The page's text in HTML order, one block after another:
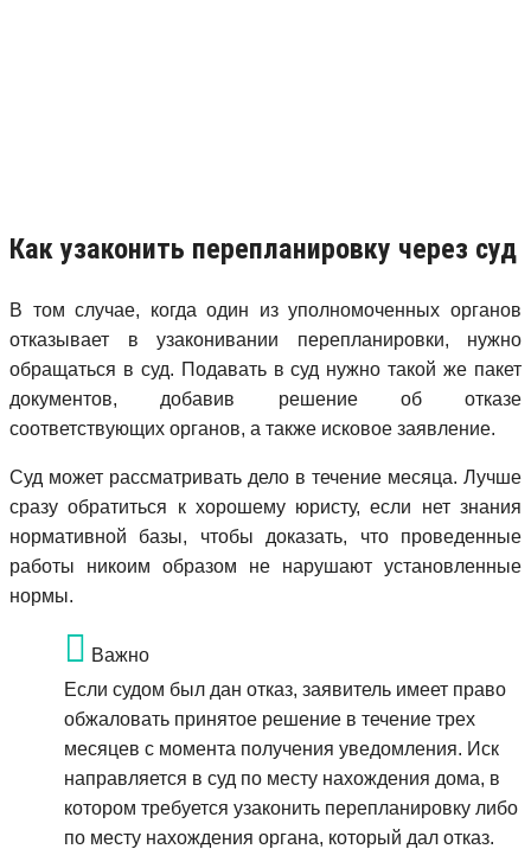
Как узаконить перепланировку через суд
В том случае, когда один из уполномоченных органов
отказывает в узаконивании перепланировки, нужно
обращаться в суд. Подавать в суд нужно такой же пакет
документов, добавив решение об отказе
соответствующих органов, а также исковое заявление.
Суд может рассматривать дело в течение месяца. Лучше
сразу обратиться к хорошему юристу, если нет знания
нормативной базы, чтобы доказать, что проведенные
работы никоим образом не нарушают установленные
нормы.
Важно
Если судом был дан отказ, заявитель имеет право
обжаловать принятое решение в течение трех
месяцев с момента получения уведомления. Иск
направляется в суд по месту нахождения дома, в
котором требуется узаконить перепланировку либо
по месту нахождения органа, который дал отказ.